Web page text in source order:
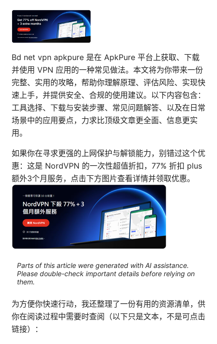
Bd net vpn apkpure 是在 ApkPure 平台上获取、下载
并使用 VPN 应用的一种常见做法。本文将为你带来一份
完整、实用的攻略，帮助你理解原理、评估风险、实现快
速上手，并提供安全、合规的使用建议。以下内容包含：
工具选择、下载与安装步骤、常见问题解答、以及在日常
场景中的应用要点，力求比顶级文章更全面、信息更实
用。
如果你在寻求更强的上网保护与解锁能力，别错过这个优
惠：这是 NordVPN 的一次性超值折扣，77% 折扣 plus
额外3个月服务，点击下方图片查看详情并领取优惠。
Parts of this article were generated with AI assistance.
Please double-check important details before relying on
them.
为方便你快速行动，我还整理了一份有用的资源清单，供
你在阅读过程中需要时查阅（以下只是文本，不是可点击
链接）：